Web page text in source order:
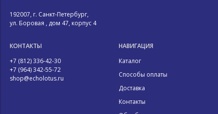
192007, г. Санкт-Петербург,
ул. Боровая , дом 47, корпус 4
КОНТАКТЫ
+7 (812) 336-42-30
+7 (964) 342-55-72
shop@echolotus.ru
НАВИГАЦИЯ
Каталог
Способы оплаты
Доставка
Контакты